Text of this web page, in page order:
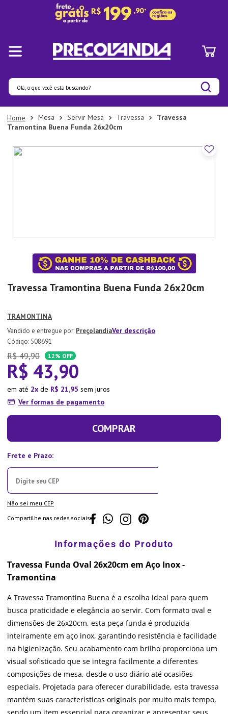
Olá, o que você está buscando?
Mesa Servir Mesa Travessa
Travessa
Tramontina Buena Funda 26x20cm
Travessa Tramontina Buena Funda 26x20cm
TRAMONTINA
PreçolandiaVer descrição
: 508691
R$ 49,90 12% OFF
R$ 43,90
em até 2 de R$ 21,95 sem juros
Ver formas de pagamento
COMPRAR
Não sei meu CEP
Compartilhe nas redes sociais
Travessa Funda Oval 26x20cm em Aço Inox -
Tramontina
A Travessa Tramontina Buena é a escolha ideal para quem
busca praticidade e elegância ao servir. Com formato oval e
dimensões de 26x20cm, esta peça funda é produzida
inteiramente em aço inox, garantindo resistência e facilidade
na higienização. Seu acabamento com brilho proporciona um
visual sofisticado que se integra facilmente a diferentes
composições de mesa, desde o uso diário até ocasiões
especiais. Projetada para oferecer durabilidade, esta travessa
mantém suas características originais por muito mais tempo,
Termos mais buscados
1º
Panelas
2º
Pratos
7º
Tapete
Aparelho Jantar
Xicara
10º Lixeira